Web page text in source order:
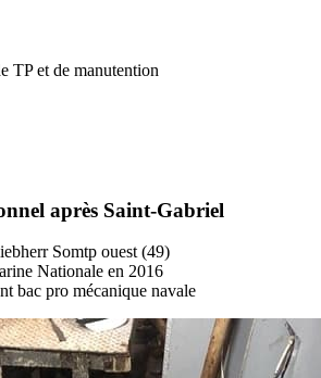
TP et de manutention
après Saint-Gabriel
Somtp ouest (49)
Nationale en 2016
bac pro mécanique navale